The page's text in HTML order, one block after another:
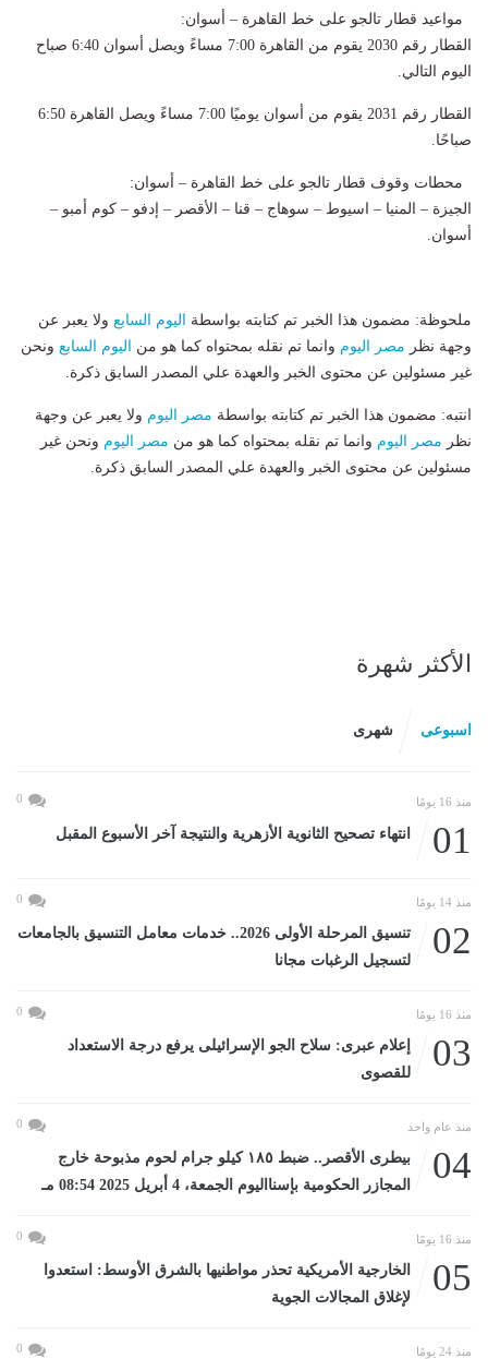
مواعيد قطار تالجو على خط القاهرة – أسوان:
القطار رقم 2030 يقوم من القاهرة 7:00 مساءً ويصل أسوان 6:40 صباح
اليوم التالي.
القطار رقم 2031 يقوم من أسوان يوميًا 7:00 مساءً ويصل القاهرة 6:50
صباحًا.
محطات وقوف قطار تالجو على خط القاهرة – أسوان:
الجيزة – المنيا – اسيوط – سوهاج – قنا – الأقصر – إدفو – كوم أمبو –
أسوان.
ملحوظة: مضمون هذا الخبر تم كتابته بواسطة اليوم السابع ولا يعبر عن
وجهة نظر مصر اليوم وانما تم نقله بمحتواه كما هو من اليوم السابع ونحن
غير مسئولين عن محتوى الخبر والعهدة علي المصدر السابق ذكرة.
انتبه: مضمون هذا الخبر تم كتابته بواسطة مصر اليوم ولا يعبر عن وجهة
نظر مصر اليوم وانما تم نقله بمحتواه كما هو من مصر اليوم ونحن غير
مسئولين عن محتوى الخبر والعهدة علي المصدر السابق ذكرة.
الأكثر شهرة
اسبوعى شهرى
منذ 16 يومًا 0
01 انتهاء تصحيح الثانوية الأزهرية والنتيجة آخر الأسبوع المقبل
منذ 14 يومًا 0
02
تنسيق المرحلة الأولى 2026.. خدمات معامل التنسيق بالجامعات
لتسجيل الرغبات مجانا
منذ 16 يومًا 0
03
إعلام عبرى: سلاح الجو الإسرائيلى يرفع درجة الاستعداد
للقصوى
منذ عام واحد 0
04
بيطرى الأقصر.. ضبط ١٨٥ كيلو جرام لحوم مذبوحة خارج
المجازر الحكومية بإسنااليوم الجمعة، 4 أبريل 2025 08:54 مـ
منذ 16 يومًا 0
05
الخارجية الأمريكية تحذر مواطنيها بالشرق الأوسط: استعدوا
لإغلاق المجالات الجوية
منذ 24 يومًا 0